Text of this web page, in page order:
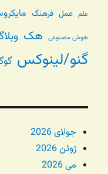
علم عمل فرهنگ
هوش مصنوعی هک
گنو/لینوکس
جولای 2026
ژوئن 2026
می 2026